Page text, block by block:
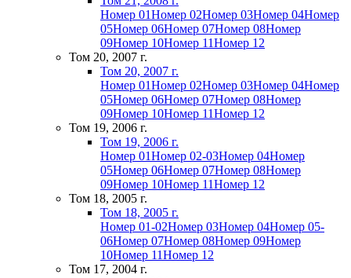
Номер 01Номер 02Номер 03Номер 04Номер
05Номер 06Номер 07Номер 08Номер
09Номер 10Номер 11Номер 12
Том 20, 2007 г.
Том 20, 2007 г.
Номер 01Номер 02Номер 03Номер 04Номер
05Номер 06Номер 07Номер 08Номер
09Номер 10Номер 11Номер 12
Том 19, 2006 г.
Том 19, 2006 г.
Номер 01Номер 02-03Номер 04Номер
05Номер 06Номер 07Номер 08Номер
09Номер 10Номер 11Номер 12
Том 18, 2005 г.
Том 18, 2005 г.
Номер 01-02Номер 03Номер 04Номер 05-
06Номер 07Номер 08Номер 09Номер
10Номер 11Номер 12
Том 17, 2004 г.